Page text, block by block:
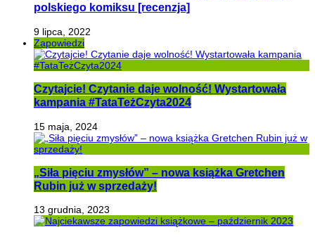
polskiego komiksu [recenzja]
9 lipca, 2022
Zapowiedzi
Czytajcie! Czytanie daje wolność! Wystartowała
kampania #TataTeżCzyta2024
15 maja, 2024
„Siła pięciu zmysłów” – nowa książka Gretchen
Rubin już w sprzedaży!
13 grudnia, 2023